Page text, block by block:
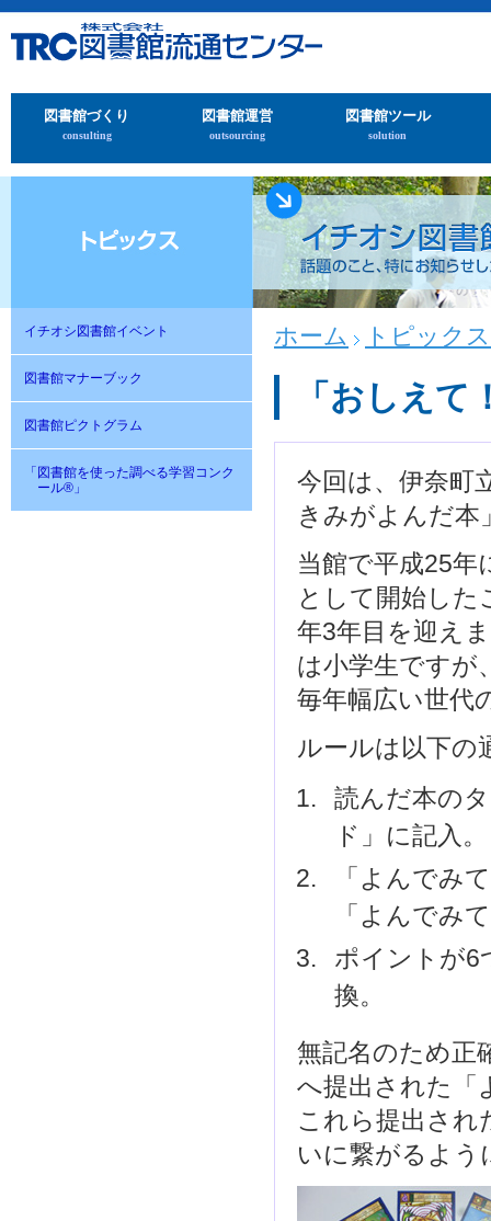
図書館づくり
consulting
図書館運営
outsourcing
図書館ツール
solution
イチオシ図書館イベント
図書館マナーブック
図書館ピクトグラム
「図書館を使った調べる学習コンク
ール®」
ホーム トピックス
「おしえ
今回は、伊奈町
きみがよんだ本
当館で平成25年
として開始し
年3年目を迎え
は小学生ですが
毎年幅広い世代
ルールは以下の
読んだ本の
ド」に記入。
「よんでみ
「よんでみ
ポイントが6
換。
無記名のため正
へ提出された「
これら提出され
いに繋がるよう